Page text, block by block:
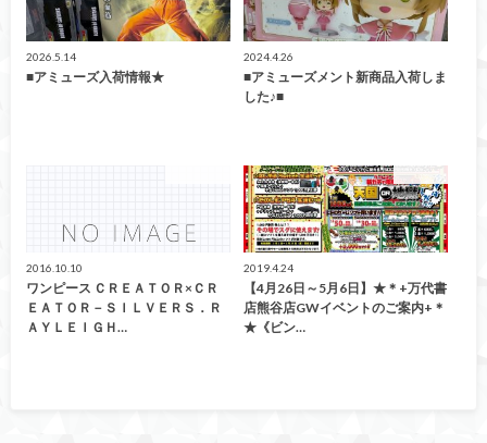
2026.5.14
■アミューズ入荷情報★
2024.4.26
■アミューズメント新商品入荷しま
した♪■
2016.10.10
ワンピース ＣＲＥＡＴＯＲ×ＣＲ
ＥＡＴＯＲ－ＳＩＬＶＥＲＳ．Ｒ
ＡＹＬＥＩＧＨ…
イベント
2019.4.24
【4月26日～5月6日】★＊+万代書
店熊谷店GWイベントのご案内+＊
★《ビン…